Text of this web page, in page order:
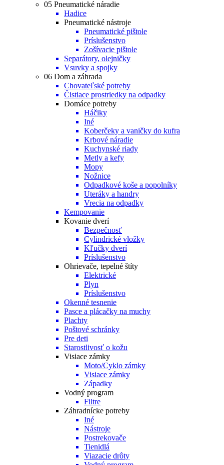
05 Pneumatické náradie
Hadice
Pneumatické nástroje
Pneumatické pištole
Príslušenstvo
Zošívacie pištole
Separátory, olejničky
Vsuvky a spojky
06 Dom a záhrada
Chovateľské potreby
Čistiace prostriedky na odpadky
Domáce potreby
Háčiky
Iné
Koberčeky a vaničky do kufra
Krbové náradie
Kuchynské riady
Metly a kefy
Mopy
Nožnice
Odpadkové koše a popolníky
Uteráky a handry
Vrecia na odpadky
Kempovanie
Kovanie dverí
Bezpečnosť
Cylindrické vložky
Kľučky dverí
Príslušenstvo
Ohrievače, tepelné štíty
Elektrické
Plyn
Príslušenstvo
Okenné tesnenie
Pasce a plácačky na muchy
Plachty
Poštové schránky
Pre deti
Starostlivosť o kožu
Visiace zámky
Moto/Cyklo zámky
Visiace zámky
Západky
Vodný program
Filtre
Záhradnícke potreby
Iné
Nástroje
Postrekovače
Tienidlá
Viazacie drôty